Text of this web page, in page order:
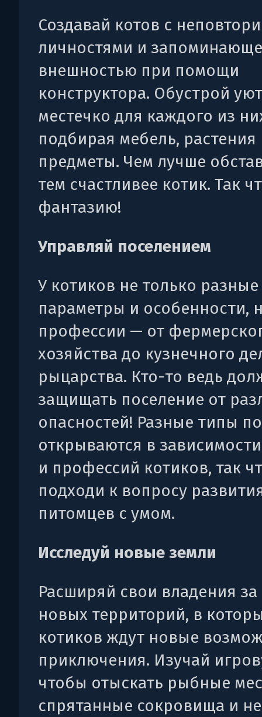
Создавай котов с
личностями и
внешностью при помощи
конструктора. Обустрой
местечко для каждого из
подбирая мебель, растения
предметы. Чем лучше
тем счастливее котик. Так
фантазию!
Управляй поселением
У котиков не только разные
параметры и особенности,
профессии — от
хозяйства до кузнечного
рыцарства. Кто-то ведь
защищать поселение от
опасностей! Разные типы
открываются в
и профессий котиков, так
подходи к вопросу
питомцев с умом.
Исследуй новые земли
Расширяй свои владения за
новых территорий, в
котиков ждут новые
приключения. Изучай
чтобы отыскать рыбные
спрятанные сокровища и